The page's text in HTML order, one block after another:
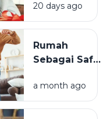
Momen
Bertambah
Terasa
Istimewa?
20 days ago
Rumah
Sebagai Safe
Mengapa
Lingkungan
a month ago